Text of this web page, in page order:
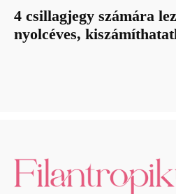
4 csillagjegy számára
nyolcéves,